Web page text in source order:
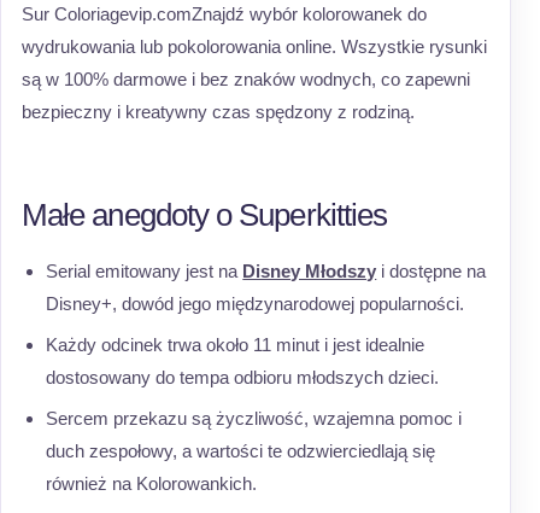
Sur Coloriagevip.comZnajdź wybór kolorowanek do
wydrukowania lub pokolorowania online. Wszystkie rysunki
są w 100% darmowe i bez znaków wodnych, co zapewni
bezpieczny i kreatywny czas spędzony z rodziną.
Małe anegdoty o Superkitties
Serial emitowany jest na Disney Młodszy i dostępne na
Disney+, dowód jego międzynarodowej popularności.
Każdy odcinek trwa około 11 minut i jest idealnie
dostosowany do tempa odbioru młodszych dzieci.
Sercem przekazu są życzliwość, wzajemna pomoc i
duch zespołowy, a wartości te odzwierciedlają się
również na Kolorowankich.